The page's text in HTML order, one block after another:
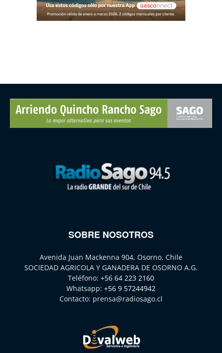
SOBRE NOSOTROS
Avenida Juan Mackenna 904, Osorno, Chile
SOCIEDAD AGRICOLA Y GANADERA DE OSORNO A.G.
Teléfono: +56 64 223 2160
Whatsapp: +56 9 57244942
Contacto: prensa@radiosago.cl